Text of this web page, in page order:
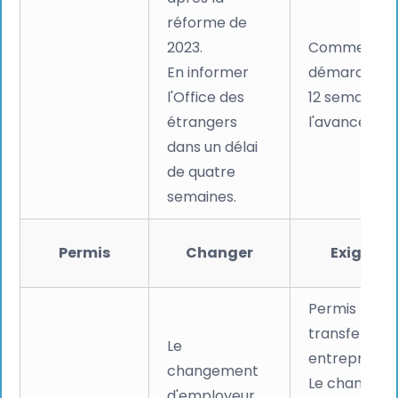
réforme de
2023.
En informer
l'Office des
étrangers
dans un délai
de quatre
semaines.
démarches
12 semaines
l'avance.
Permis Changer
Le
changement
Permis lié à
transfert
entreprise.
Le